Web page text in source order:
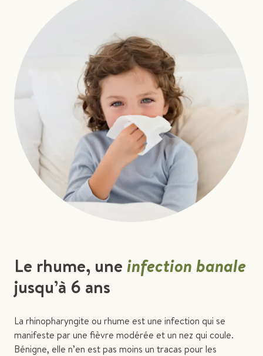
Le rhume, uneinfection banale
jusqu’à 6 ans
La rhinopharyngite ou rhume est une infection qui se
manifeste par une fièvre modérée et un nez qui coule.
Bénigne, elle n’en est pas moins un tracas pour les